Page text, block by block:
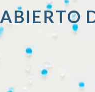
ABIERTO